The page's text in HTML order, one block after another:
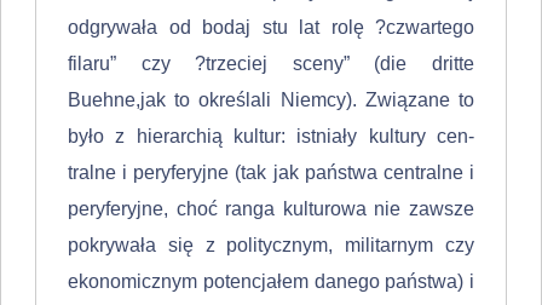
odgrywała od bodaj stu lat rolę ?czwartego
filaru” czy ?trzeciej sceny” (die dritte
Buehne,jak to określali Niemcy). Związane to
było z hierarchią kultur: istniały kultury cen­
tralne i peryferyjne (tak jak państwa centralne i
peryferyjne, choć ranga kultu­rowa nie zawsze
pokrywała się z politycznym, militarnym czy
ekonomicznym potencjałem danego państwa) i